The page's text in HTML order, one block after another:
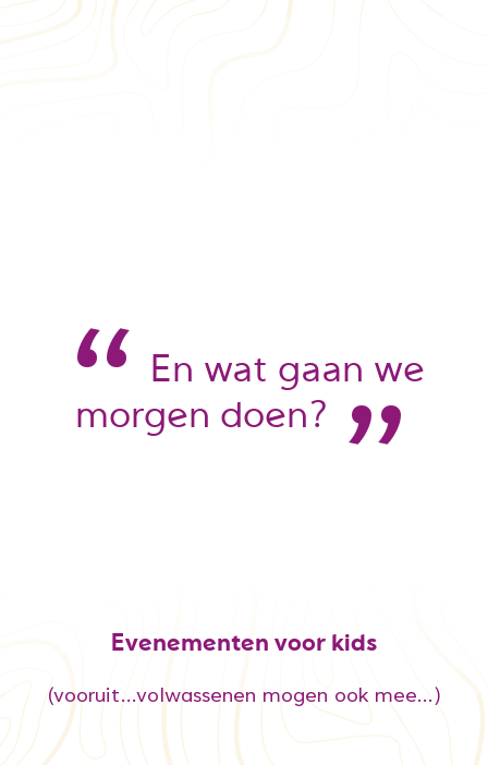
“ En wat gaan we
morgen doen? ”
Evenementen voor kids
(vooruit...volwassenen mogen ook mee...)